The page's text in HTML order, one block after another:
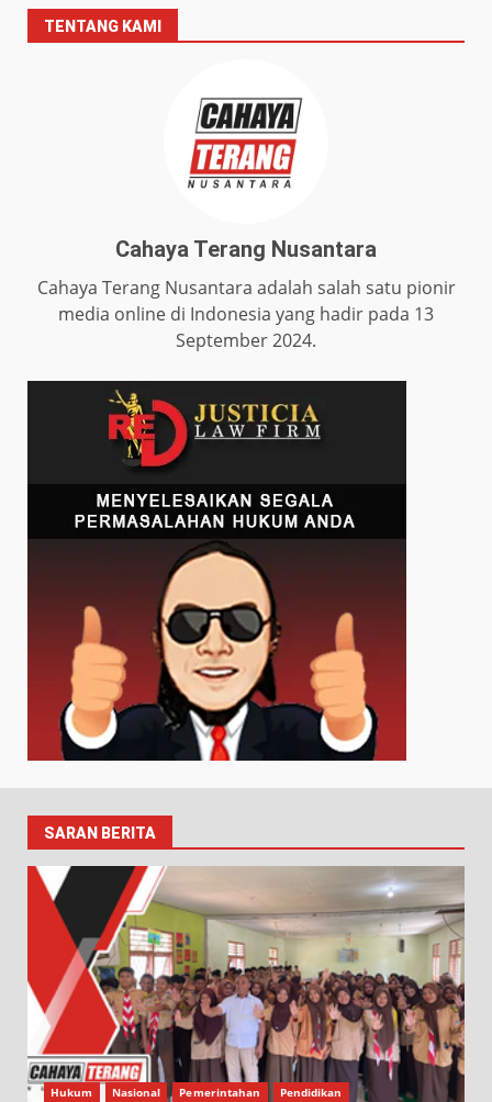
TENTANG KAMI
Cahaya Terang Nusantara
Cahaya Terang Nusantara adalah salah satu pionir
media online di Indonesia yang hadir pada 13
September 2024.
SARAN BERITA
Hukum Nasional Pemerintahan Pendidikan